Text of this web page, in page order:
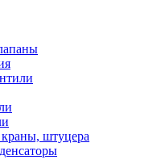
штуцера